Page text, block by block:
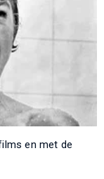
en met de